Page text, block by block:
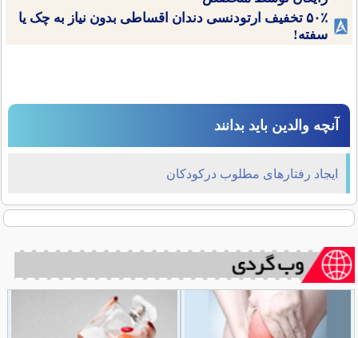
۵۰٪ تخفیف ارتودنسی دندان اقساطی بدون نیاز به چک یا
سفته!
آنچه والدین باید بدانند
ایجاد رفتارهای مطلوب درکودکان